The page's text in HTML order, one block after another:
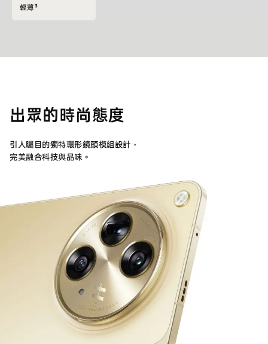
輕薄³
出眾的時尚態度
引人矚目的獨特環形鏡頭模組設計，
完美融合科技與品味。